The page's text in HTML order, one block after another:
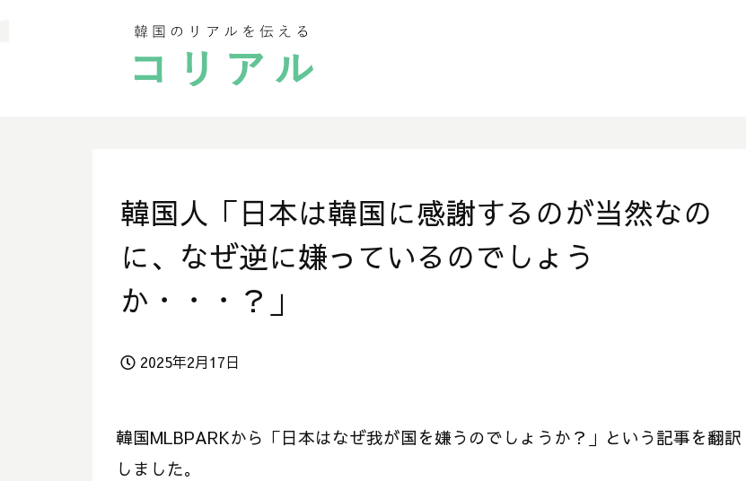
韓国人「日本は韓国に感謝するのが当然なの
に、なぜ逆に嫌っているのでしょう
か・・・？」
2025年2月17日
韓国MLBPARKから「日本はなぜ我が国を嫌うのでしょうか？」という記事を翻訳
しました。